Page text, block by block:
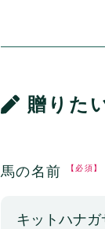
贈りた
馬の名前 【必須】